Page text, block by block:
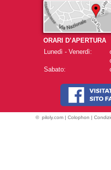
ORARI D’APERTURA
Lunedì - Venerdì:
Sabato:
© piloly.com | Colophon |